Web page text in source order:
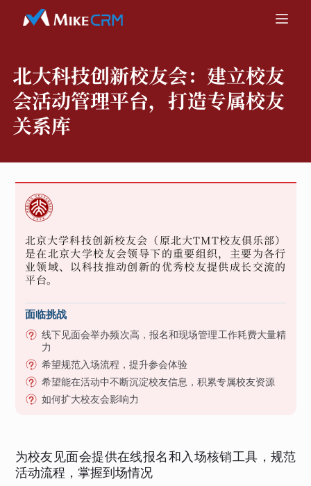
北大科技创新校友会： 建立校友
会活动管理平台，打造专属校友
关系库
北京大学科技创新校友会（原北大TMT校友俱乐部）
是在北京大学校友会领导下的重要组织，主要为各行
业领域、以科技推动创新的优秀校友提供成长交流的
平台。
面临挑战
线下见面会举办频次高，报名和现场管理工作耗费大量精
力
希望规范入场流程，提升参会体验
希望能在活动中不断沉淀校友信息，积累专属校友资源
如何扩大校友会影响力
为校友见面会提供在线报名和入场核销工具，规范
活动流程，掌握到场情况